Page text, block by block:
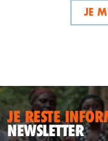
JE
JE RESTE
NEWSLETTER